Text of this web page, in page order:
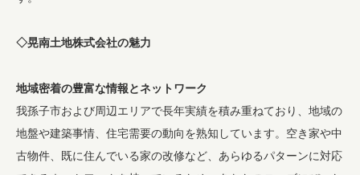
◇晃南土地株式会社の魅力
地域密着の豊富な情報とネットワーク
我孫子市および周辺エリアで長年実績を積み重ねており、地域の
地盤や建築事情、住宅需要の動向を熟知しています。空き家や中
古物件、既に住んでいる家の改修など、あらゆるパターンに対応